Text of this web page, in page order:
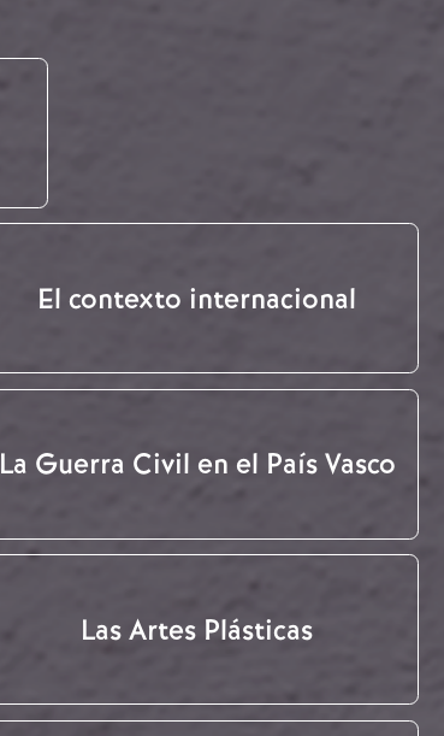
El contexto internacional
La Guerra Civil en el País Vasco
Las Artes Plásticas